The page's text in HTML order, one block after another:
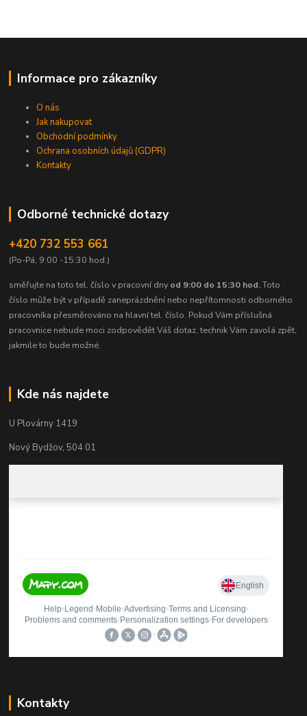
Informace pro zákazníky
O nás
Jak nakupovat
Obchodní podmínky
Ochrana osobních údajů (GDPR)
Kontakty
Odborné technické dotazy
+420 732 553 661
(Po-Pá, 9:00 -15:30 hod.)
směřujte na toto tel. číslo v pracovní dny od 9:00 do 15:30 hod.Toto
číslo může být v případě zaneprázdnění nebo nepřítomnosti odborného
pracovníka přesměrováno na hlavní tel. číslo. Pokud Vám příslušná
pracovnice nebude moci zodpovědět Váš dotaz, technik Vám zavolá zpět,
jakmile to bude možné.
Kde nás najdete
U Plovárny 1419
Nový Bydžov, 504 01
Kontakty